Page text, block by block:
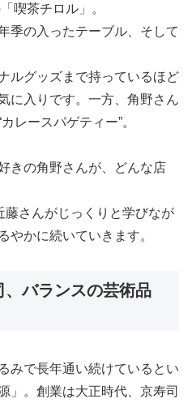
喫茶チロル」。
季の入ったテーブル、そして
ルグッズまで持っているほど
に入りです。一方、角野さん
レースパゲティー”。
きの角野さんが、どんな店
藤さんがじっくりと学びなが
やかに続いていきます。
バランスの芸術品
みで長年通い続けているとい
」。創業は大正時代、京寿司